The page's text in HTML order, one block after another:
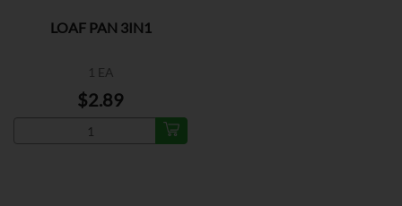
LOAF PAN 3IN1
1 EA
$2.89